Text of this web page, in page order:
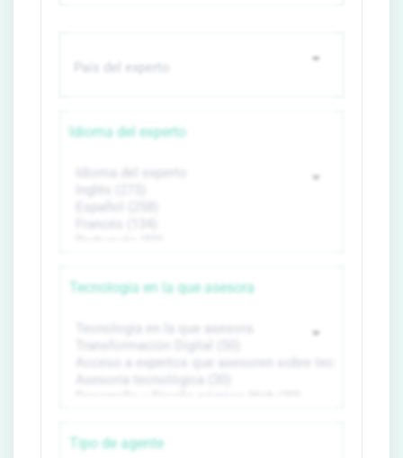
Idioma del experto
Tecnología en la que asesora
Tipo de agente